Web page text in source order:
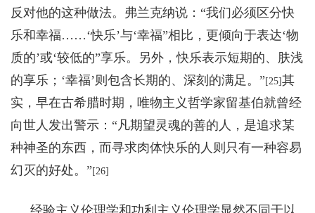
反对他的这种做法。弗兰克纳说：“我们必须区分快
乐和幸福……‘快乐’与‘幸福”相比，更倾向于表达‘物
质的’或‘较低的”享乐。另外，快乐表示短期的、肤浅
的享乐；‘幸福’则包含长期的、深刻的满足。” [25]其
实，早在古希腊时期，唯物主义哲学家留基伯就曾经
向世人发出警示：“凡期望灵魂的善的人，是追求某
种神圣的东西，而寻求肉体快乐的人则只有一种容易
幻灭的好处。” [26]
经验主义伦理学和功利主义伦理学显然不同于以